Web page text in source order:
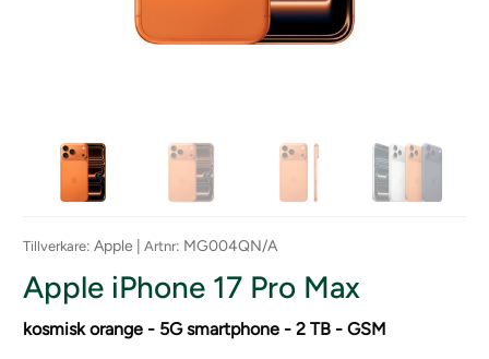
Tillverkare: Apple | Artnr: MG004QN/A
Apple iPhone 17 Pro Max
kosmisk orange - 5G smartphone - 2 TB - GSM